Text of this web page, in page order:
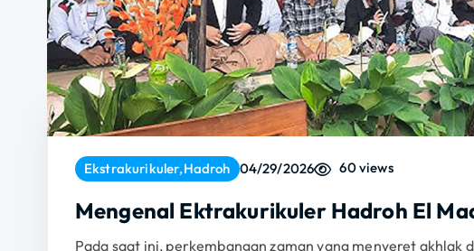
Ekstrakurikuler,Hadroh 04/29/2026 60 views
Mengenal Ektrakurikuler Hadroh El
Pada saat ini, perkembangan zaman yang menyeret akhlak